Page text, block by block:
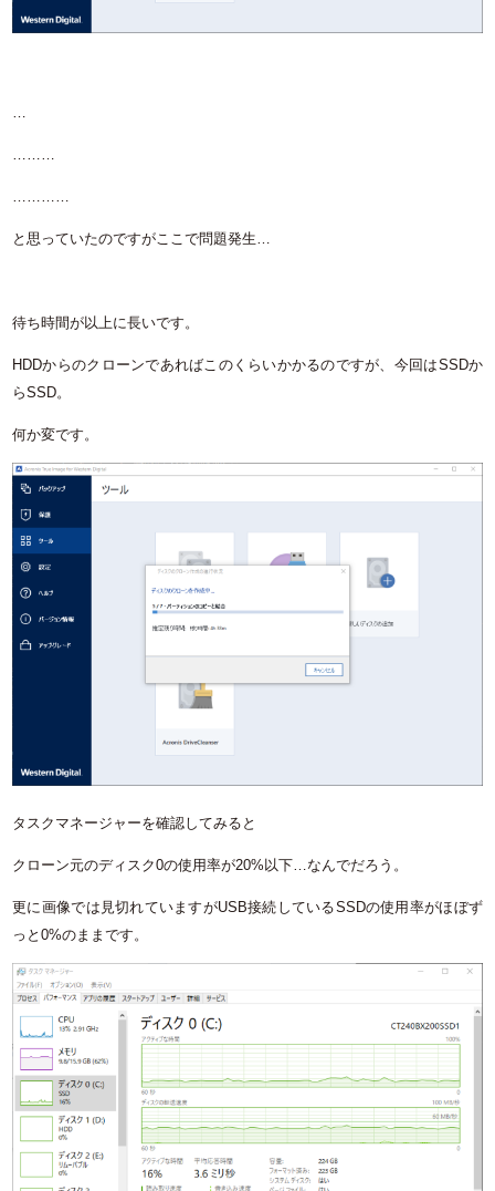
と思っていたのですがここで問題発生…
待ち時間が以上に長いです。
HDDからのクローンであればこのくらいかかるのですが、今回はSSDか
らSSD。
何か変です。
タスクマネージャーを確認してみると
クローン元のディスク0の使用率が20%以下…なんでだろう。
更に画像では見切れていますがUSB接続しているSSDの使用率がほぼず
っと0%のままです。